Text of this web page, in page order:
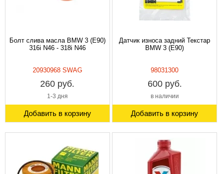
Болт слива масла BMW 3 (E90)
316i N46 - 318i N46
20930968 SWAG
260 руб.
1-3 дня
Добавить в корзину
Датчик износа задний Текстар
BMW 3 (E90)
98031300
600 руб.
в наличии
Добавить в корзину